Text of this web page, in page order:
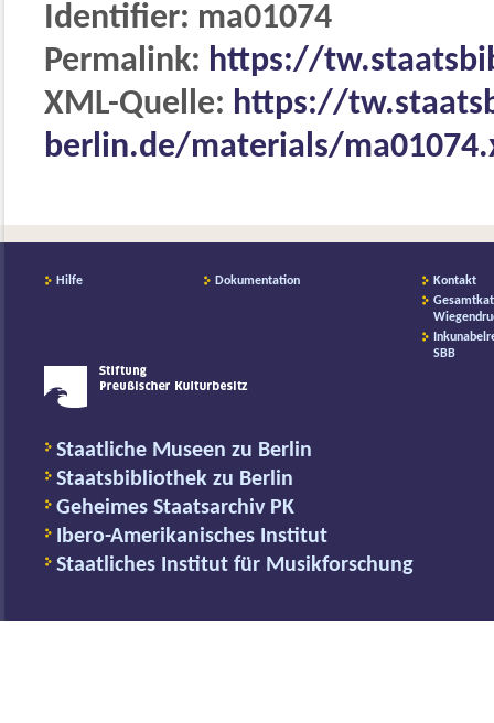
Identifier: ma01074
Permalink: https://
XML-Quelle: https://
berlin.de/materials/
Hilfe Dokumentation
Kontakt
SBB
Staatliche Museen zu Berlin
Staatsbibliothek zu Berlin
Geheimes Staatsarchiv PK
Ibero-Amerikanisches Institut
Staatliches Institut für Musikforschung